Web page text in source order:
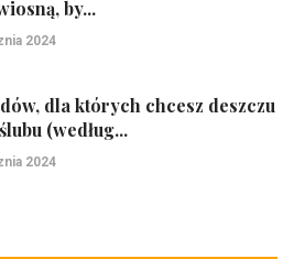
by...
2024
dla których chcesz deszczu
(według...
2024